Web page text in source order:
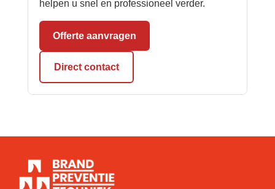
helpen u snel en professioneel verder.
Offerte aanvragen
Direct contact